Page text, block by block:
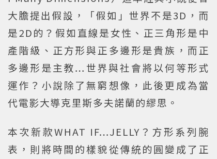
大膽提出假設，「假如」世界不是3D，而
是2D的？假如直線是女性、正三角形是中
產階級、正方形與正多邊形是貴族，而正
多邊形是主教...世界與社會將以何等形式
運作？小說除了無窮想像，此後更成為當
代電影大導克里斯多夫諾蘭的繆思。
本次新款WHAT IF...JELLY？方形系列腕
表，則將時間的樣貌從傳統的圓變成了正